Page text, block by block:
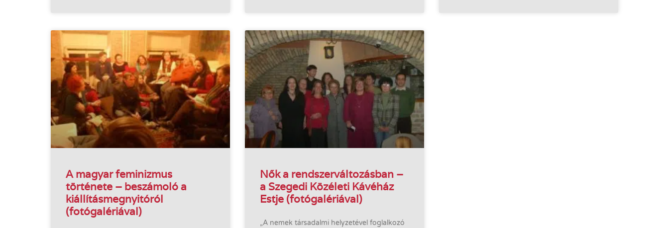
A magyar feminizmus
története – beszámoló a
kiállításmegnyitóról
(fotógalériával)
Nők a rendszerváltozásban –
a Szegedi Közéleti Kávéház
Estje (fotógalériával)
„A nemek társadalmi helyzetével foglalkozó